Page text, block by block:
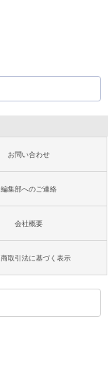
お問い合わせ
編集部へのご連絡
会社概要
取引法に基づく表示